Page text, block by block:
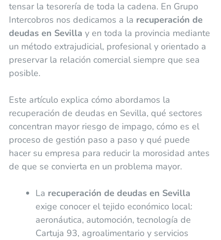
tensar la tesorería de toda la cadena. En Grupo
Intercobros nos dedicamos a la recuperación de
deudas en Sevilla y en toda la provincia mediante
un método extrajudicial, profesional y orientado a
preservar la relación comercial siempre que sea
posible.
Este artículo explica cómo abordamos la
recuperación de deudas en Sevilla, qué sectores
concentran mayor riesgo de impago, cómo es el
proceso de gestión paso a paso y qué puede
hacer su empresa para reducir la morosidad antes
de que se convierta en un problema mayor.
La recuperación de deudas en Sevilla
exige conocer el tejido económico local:
aeronáutica, automoción, tecnología de
Cartuja 93, agroalimentario y servicios